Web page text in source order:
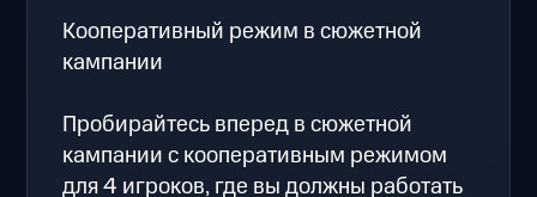
Кооперативный режим в сюжетной
кампании
Пробирайтесь вперед в сюжетной
кампании с кооперативным режимом
для 4 игроков, где вы должны работать